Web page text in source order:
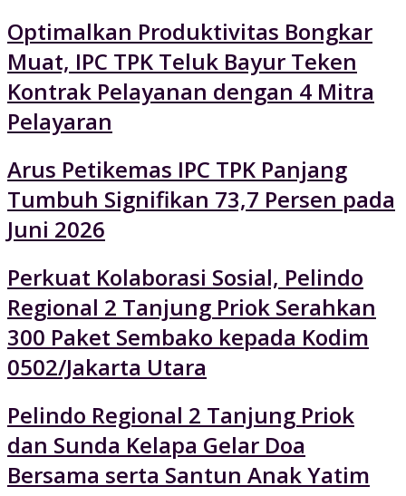
Optimalkan Produktivitas Bongkar
Muat, IPC TPK Teluk Bayur Teken
Kontrak Pelayanan dengan 4 Mitra
Pelayaran
Arus Petikemas IPC TPK Panjang
Tumbuh Signifikan 73,7 Persen pada
Juni 2026
Perkuat Kolaborasi Sosial, Pelindo
Regional 2 Tanjung Priok Serahkan
300 Paket Sembako kepada Kodim
0502/Jakarta Utara
Pelindo Regional 2 Tanjung Priok
dan Sunda Kelapa Gelar Doa
Bersama serta Santun Anak Yatim